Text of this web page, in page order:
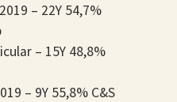
– 22Y 54,7%
– 15Y 48,8%
– 9Y 55,8% C&S